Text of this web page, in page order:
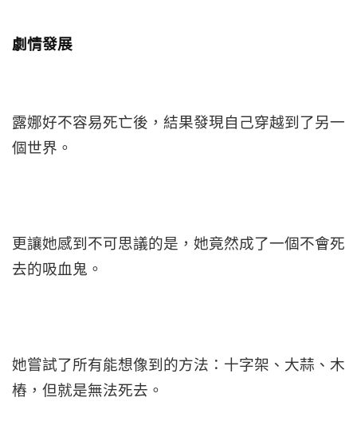
劇情發展
露娜好不容易死亡後，結果發現自己穿越到了另一
個世界。
更讓她感到不可思議的是，她竟然成了一個不會死
去的吸血鬼。
她嘗試了所有能想像到的方法：十字架、大蒜、木
樁，但就是無法死去。